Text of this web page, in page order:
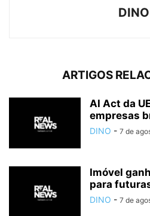
DINO
ARTIGOS
AI Act da
empresas
DINO - 7 de
Imóvel
para
DINO - 7 de